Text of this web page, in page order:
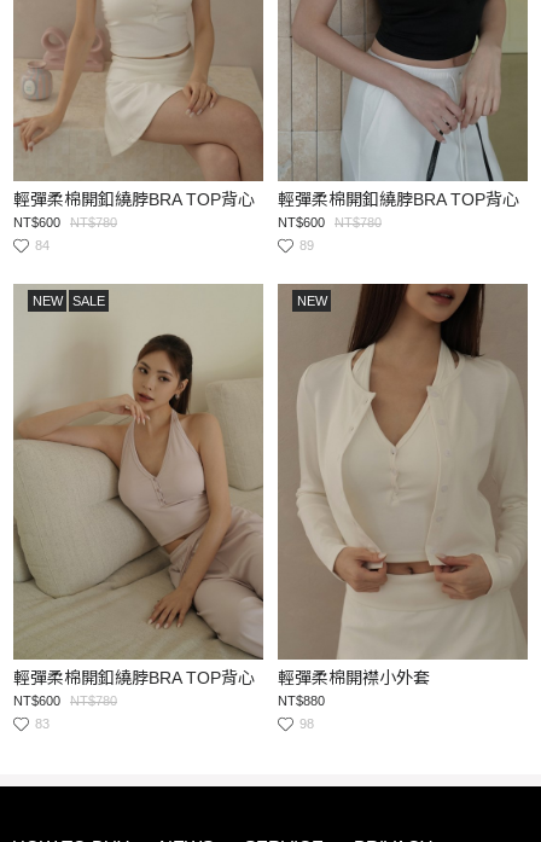
輕彈柔棉開釦繞脖BRA TOP背心
NT$600
NT$780
84
輕彈柔棉開釦繞脖BRA TOP背心
NT$600
NT$780
89
NEW SALE
輕彈柔棉開釦繞脖BRA TOP背心
NT$600
NT$780
83
NEW
輕彈柔棉開襟小外套
NT$880
98